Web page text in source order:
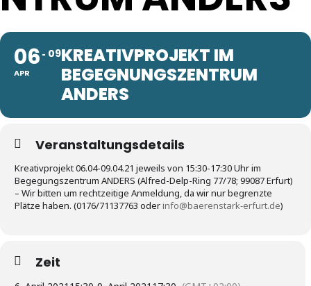
06
APR
09KREATIVPROJEKT IM
BEGEGNUNGSZENTRUM
ANDERS
Veranstaltungsdetails
Kreativprojekt 06.04-09.04.21 jeweils von 15:30-17:30 Uhr im
Begegungszentrum ANDERS (Alfred-Delp-Ring 77/78; 99087 Erfurt)
– Wir bitten um rechtzeitige Anmeldung, da wir nur begrenzte
Plätze haben. (0176/71137763 oder info@baerenstark-erfurt.de)
Zeit